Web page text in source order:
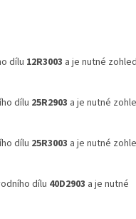
dílu 12R3003 a je nutné
dílu 25R2903 a je nutné
dílu 25R3003 a je nutné
dílu 40D2903 a je nutné